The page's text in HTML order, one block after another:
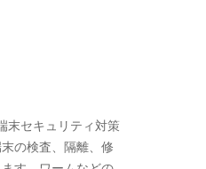
末セキュリティ対策
の検査、隔離、修